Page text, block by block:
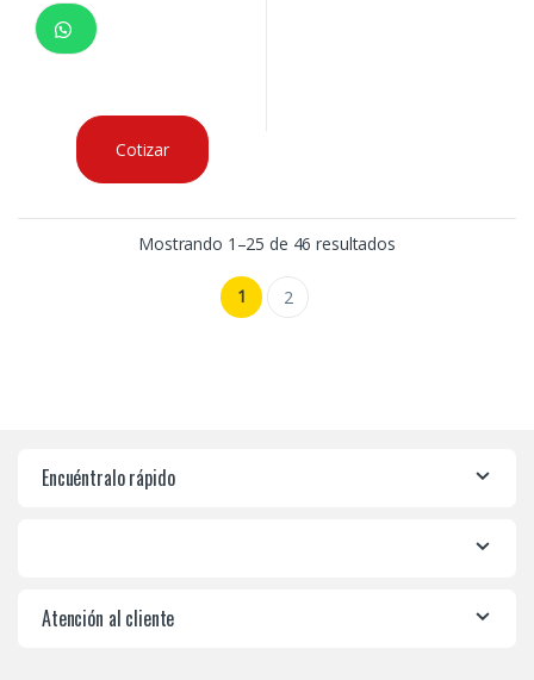
Cotizar
Mostrando 1–25 de 46 resultados
1 2
Encuéntralo rápido
Atención al cliente